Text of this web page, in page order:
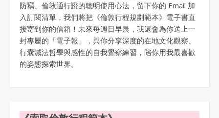
防竊、倫敦通行證的聰明使用心法，留下你的 Email 加
入訂閱清單，我們將把《倫敦行程規劃範本》電子書直
接寄到你的信箱！未來每週日早晨，我還會為你送上一
封專屬的「電子報」，與你分享深度的在地文化觀察、
行囊減法哲學與感性的自我覺察練習，陪你用我最喜歡
的姿態探索世界。